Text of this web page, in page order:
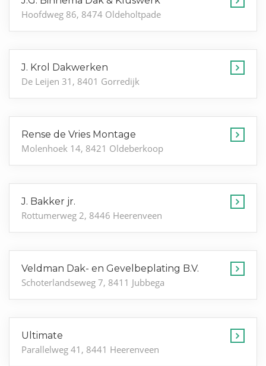
Hoofdweg 86, 8474 Oldeholtpade
J. Krol Dakwerken
De Leijen 31, 8401 Gorredijk
Rense de Vries Montage
Molenhoek 14, 8421 Oldeberkoop
J. Bakker jr.
Rottumerweg 2, 8446 Heerenveen
Veldman Dak- en Gevelbeplating B.V.
Schoterlandseweg 7, 8411 Jubbega
Ultimate
Parallelweg 41, 8441 Heerenveen